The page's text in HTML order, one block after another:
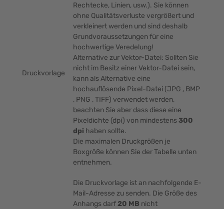
Druckvorlage
Rechtecke, Linien, usw.). Sie können
ohne Qualitätsverluste vergrößert und
verkleinert werden und sind deshalb
Grundvoraussetzungen für eine
hochwertige Veredelung!
Alternative zur Vektor-Datei: Sollten Sie
nicht im Besitz einer Vektor-Datei sein,
kann als Alternative eine
hochauflösende Pixel-Datei (JPG , BMP
, PNG , TIFF) verwendet werden,
beachten Sie aber dass diese eine
Pixeldichte (dpi) von mindestens300
dpi haben sollte.
Die maximalen Druckgrößen je
Boxgröße können Sie der Tabelle unten
entnehmen.
Die Druckvorlage ist an nachfolgende E-
Mail-Adresse zu senden. Die Größe des
Anhangs darf20 MB nicht